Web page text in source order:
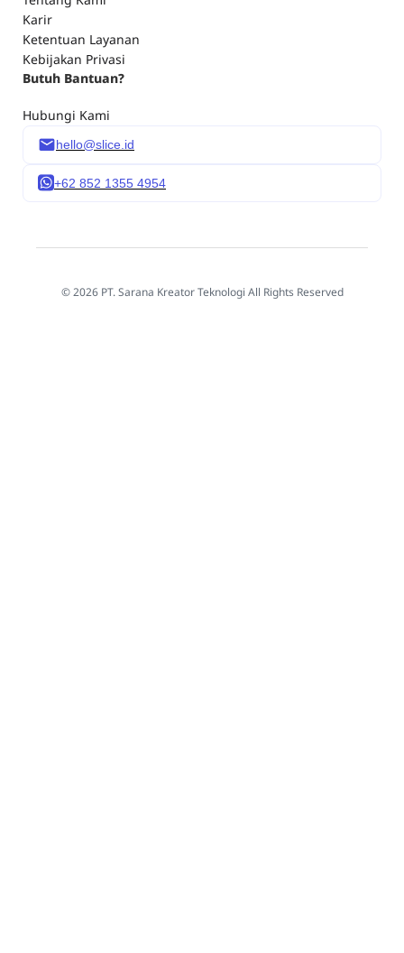
Karir
Ketentuan Layanan
Kebijakan Privasi
Butuh Bantuan?
Hubungi Kami
hello@slice.id
+62 852 1355 4954
© 2026 PT. Sarana Kreator Teknologi All Rights Reserved